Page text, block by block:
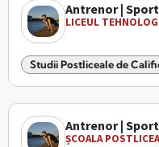
Antrenor | Sport
LICEUL
Studii Postliceale de
Antrenor | Sport
ȘCOALA